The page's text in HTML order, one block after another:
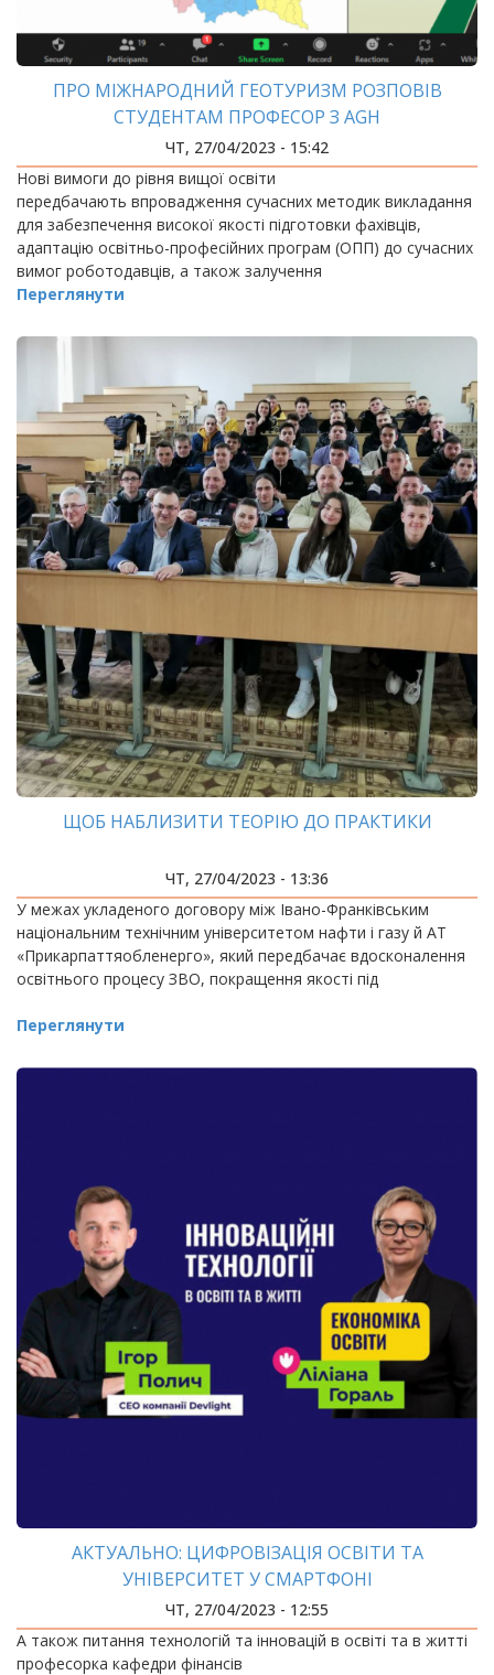
ПРО МІЖНАРОДНИЙ ГЕОТУРИЗМ РОЗПОВІВ
СТУДЕНТАМ ПРОФЕСОР З AGH
ЧТ, 27/04/2023 - 15:42
Нові вимоги до рівня вищої освіти
передбачають впровадження сучасних методик викладання
для забезпечення високої якості підготовки фахівців,
адаптацію освітньо-професійних програм (ОПП) до сучасних
вимог роботодавців, а також залучення
Переглянути
ЩОБ НАБЛИЗИТИ ТЕОРІЮ ДО ПРАКТИКИ
ЧТ, 27/04/2023 - 13:36
У межах укладеного договору між Івано-Франківським
національним технічним університетом нафти і газу й АТ
«Прикарпаттяобленерго», який передбачає вдосконалення
освітнього процесу ЗВО, покращення якості під
Переглянути
АКТУАЛЬНО: ЦИФРОВІЗАЦІЯ ОСВІТИ ТА
УНІВЕРСИТЕТ У СМАРТФОНІ
ЧТ, 27/04/2023 - 12:55
А також питання технологій та інновацій в освіті та в житті
професорка кафедри фінансів